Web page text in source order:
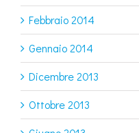
Febbraio 2014
Gennaio 2014
Dicembre 2013
Ottobre 2013